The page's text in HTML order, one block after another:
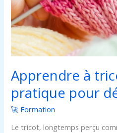
Apprendre à
pratique pour
🚀 Formation
Le tricot, longtemps perçu
pratique
pour
débutants